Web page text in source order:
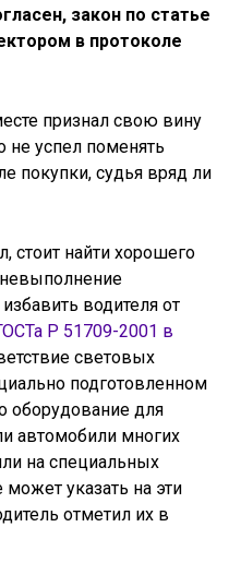
закон по статье
в протоколе
признал свою вину
не успел поменять
покупки, судья вряд ли
стоит найти хорошего
водителя от
Р 51709-2001 в
световых
подготовленном
оборудование для
автомобили многих
на специальных
указать на эти
отметил их в